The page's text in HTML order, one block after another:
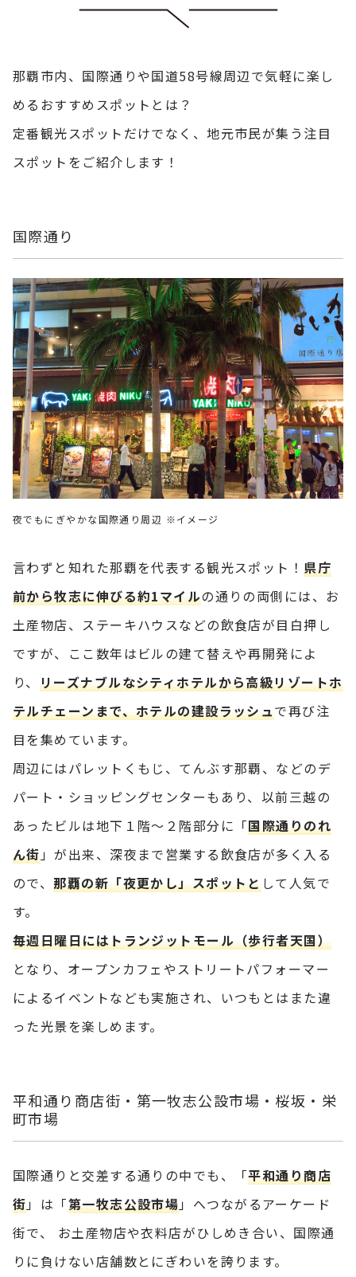
那覇市内、国際通りや国道58号線周辺で気軽に楽し
めるおすすめスポットとは？
定番観光スポットだけでなく、地元市民が集う注目
スポットをご紹介します！
国際通り
夜でもにぎやかな国際通り周辺 ※イメージ
言わずと知れた那覇を代表する観光スポット！県庁
前から牧志に伸びる約1マイルの通りの両側には、お
土産物店、ステーキハウスなどの飲食店が目白押し
ですが、ここ数年はビルの建て替えや再開発によ
り、 リーズナブルなシティホテルから高級リゾートホ
テルチェーンまで、ホテルの建設ラッシュで再び注
目を集めています。
周辺にはパレットくもじ、てんぶす那覇、などのデ
パート・ショッピングセンターもあり、以前三越の
あったビルは地下１階～２階部分に「国際通りのれ
ん街」が出来、深夜まで営業する飲食店が多く入る
ので、那覇の新「夜更かし」スポットとして人気で
す。
毎週日曜日にはトランジットモール（歩行者天国）
となり、オープンカフェやストリートパフォーマー
によるイベントなども実施され、いつもとはまた違
った光景を楽しめます。
平和通り商店街・第一牧志公設市場・桜坂・栄
町市場
国際通りと交差する通りの中でも、「平和通り商店
街」は「第一牧志公設市場」へつながるアーケード
街で、 お土産物店や衣料店がひしめき合い、国際通
りに負けない店舗数とにぎわいを誇ります。